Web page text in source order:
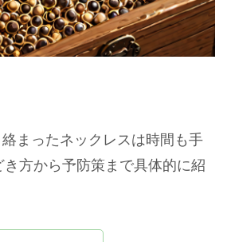
まったネックレスは時間も手
方から予防策まで具体的に紹